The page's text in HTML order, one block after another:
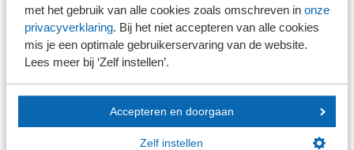
met het gebruik van alle cookies zoals omschreven in onze
privacyverklaring. Bij het niet accepteren van alle cookies
mis je een optimale gebruikerservaring van de website.
Lees meer bij ‘Zelf instellen’.
Accepteren en doorgaan
Zelf instellen
Werken bij SRA
Lid worden
Contact